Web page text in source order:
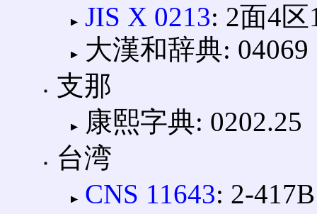
JIS X 0213: 2面4区
大漢和辞典: 04069
支那
康熙字典: 0202.25
台湾
CNS 11643: 2-417B